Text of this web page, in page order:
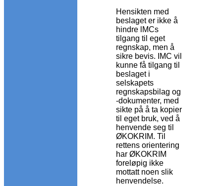
Hensikten med
beslaget er ikke å
hindre lMCs
tilgang til eget
regnskap, men å
sikre bevis. IMC vil
kunne få tilgang til
beslaget i
selskapets
regnskapsbilag og
-dokumenter, med
sikte på å ta kopier
til eget bruk, ved å
henvende seg til
ØKOKRIM. Til
rettens orientering
har ØKOKRIM
foreløpig ikke
mottatt noen slik
henvendelse.